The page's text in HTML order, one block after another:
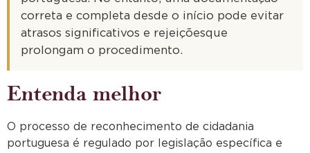
correta e completa desde o início pode evitar
atrasos significativos e rejeiçõesque
prolongam o procedimento.
Entenda melhor
O processo de reconhecimento de cidadania
portuguesa é regulado por legislação específica e